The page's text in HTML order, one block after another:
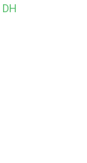
DH